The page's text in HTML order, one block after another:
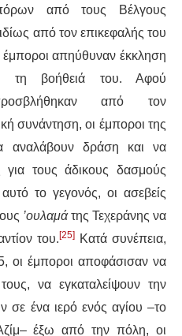
από τους Βέλγους
από τον επικεφαλής του
απηύθυναν έκκληση
τη βοήθειά του. Αφού
από τον
συνάντηση, οι έμποροι της
αναλάβουν δράση και να
για τους άδικους δασμούς
το γεγονός, οι ασεβείς
’ουλαμάτης Τεχεράνης να
του.[25]
Κατά συνέπεια,
οι έμποροι αποφάσισαν να
να εγκαταλείψουν την
σε ένα ιερό ενός αγίου –το
έξω από την πόλη, οι